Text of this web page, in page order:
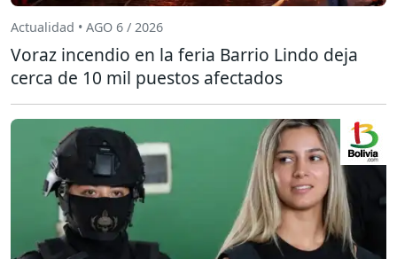
Actualidad • AGO 6 / 2026
Voraz incendio en la feria Barrio Lindo deja
cerca de 10 mil puestos afectados